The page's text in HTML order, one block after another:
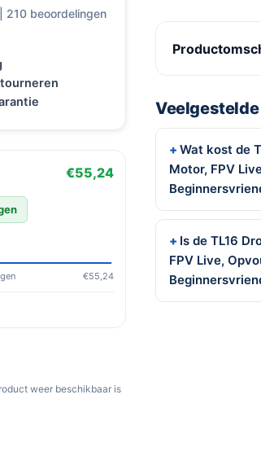
| 210 beoordelingen
€55,24
€55,24
weer beschikbaar is
Wat kost de
Motor, FPV
Is de TL16
FPV Live,